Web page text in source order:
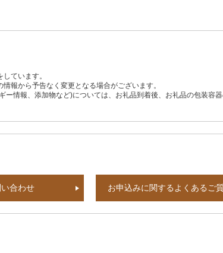
ています。
報から予告なく変更となる場合がございます。
情報、添加物など)については、お礼品到着後、お礼品の包装容
合わせ お申込みに関するよくあるご